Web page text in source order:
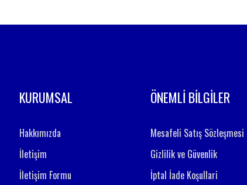
KURUMSAL
Hakkımızda
İletişim
İletişim Formu
ÖNEMLİ BİLGİLER
Mesafeli Satış Sözleşmesi
Gizlilik ve Güvenlik
İptal İade Koşullari